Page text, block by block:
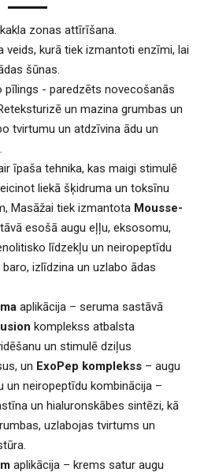
zonas attīrīšana.
kurā tiek izmantoti enzīmi, lai
šūnas.
- paredzēts novecošanās
un mazina grumbas un
tvirtumu un atdzīvina ādu un
īpaša tehnika, kas maigi stimulē
liekā šķidruma un toksīnu
Masāžai tiek izmantota Mousse-
esošā augu eļļu, eksosomu,
līdzekļu un neiropeptīdu
izlīdzina un uzlabo ādas
aplikācija – seruma sastāvā
komplekss atbalsta
un stimulē dziļus
un ExoPep komplekss – augu
un neiropeptīdu kombinācija –
un hialuronskābes sintēzi, kā
uzlabojas tvirtums un
aplikācija – krems satur augu